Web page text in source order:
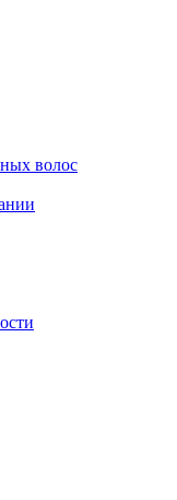
волос